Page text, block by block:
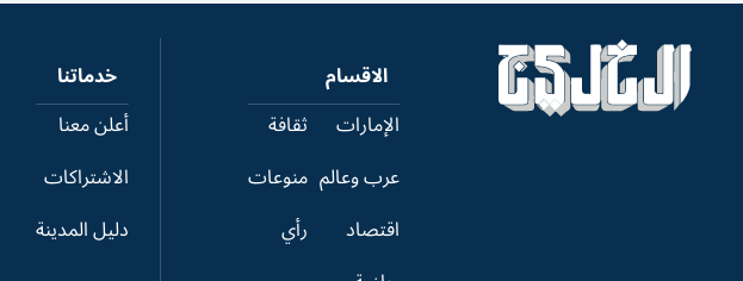
الاقسام
الإمارات
عرب وعالم
اقتصاد
ثقافة
منوعات
رأي
خدماتنا
أعلن معنا
الاشتراكات
دليل المدينة